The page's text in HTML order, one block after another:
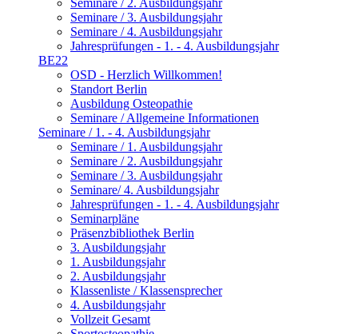
Seminare / 2. Ausbildungsjahr
Seminare / 3. Ausbildungsjahr
Seminare / 4. Ausbildungsjahr
Jahresprüfungen - 1. - 4. Ausbildungsjahr
BE22
OSD - Herzlich Willkommen!
Standort Berlin
Ausbildung Osteopathie
Seminare / Allgemeine Informationen
Seminare / 1. - 4. Ausbildungsjahr
Seminare / 1. Ausbildungsjahr
Seminare / 2. Ausbildungsjahr
Seminare / 3. Ausbildungsjahr
Seminare/ 4. Ausbildungsjahr
Jahresprüfungen - 1. - 4. Ausbildungsjahr
Seminarpläne
Präsenzbibliothek Berlin
3. Ausbildungsjahr
1. Ausbildungsjahr
2. Ausbildungsjahr
Klassenliste / Klassensprecher
4. Ausbildungsjahr
Vollzeit Gesamt